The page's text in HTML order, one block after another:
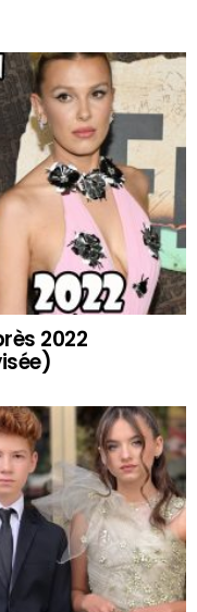
2022